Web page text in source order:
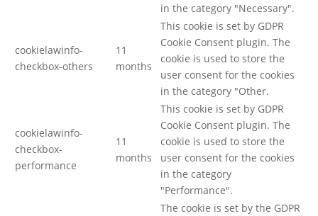
in the category "Necessary".
cookielawinfo-
checkbox-others
11
months
This cookie is set by GDPR
Cookie Consent plugin. The
cookie is used to store the
user consent for the cookies
in the category "Other.
cookielawinfo-
checkbox-
performance
11
months
This cookie is set by GDPR
Cookie Consent plugin. The
cookie is used to store the
user consent for the cookies
in the category
"Performance".
The cookie is set by the GDPR